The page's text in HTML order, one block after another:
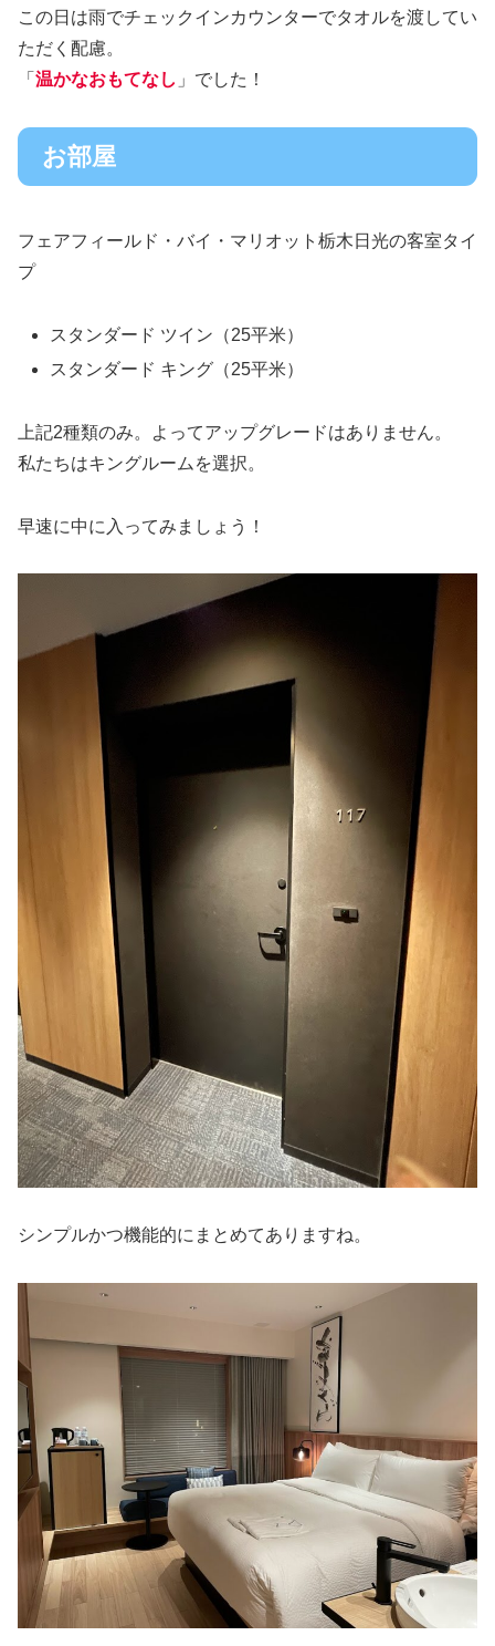
この日は雨でチェックインカウンターでタオルを渡してい
ただく配慮。
「 温かなおもてなし 」でした！
お部屋
フェアフィールド・バイ・マリオット栃木日光の客室タイ
プ
スタンダード ツイン（25平米）
スタンダード キング（25平米）
上記2種類のみ。よってアップグレードはありません。
私たちはキングルームを選択。
早速に中に入ってみましょう！
シンプルかつ機能的にまとめてありますね。